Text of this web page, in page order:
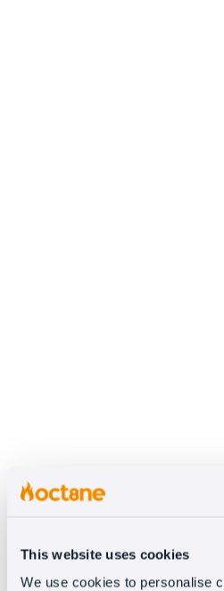
This website uses cookies
We use cookies to personalise